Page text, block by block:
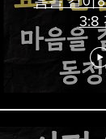
3:8